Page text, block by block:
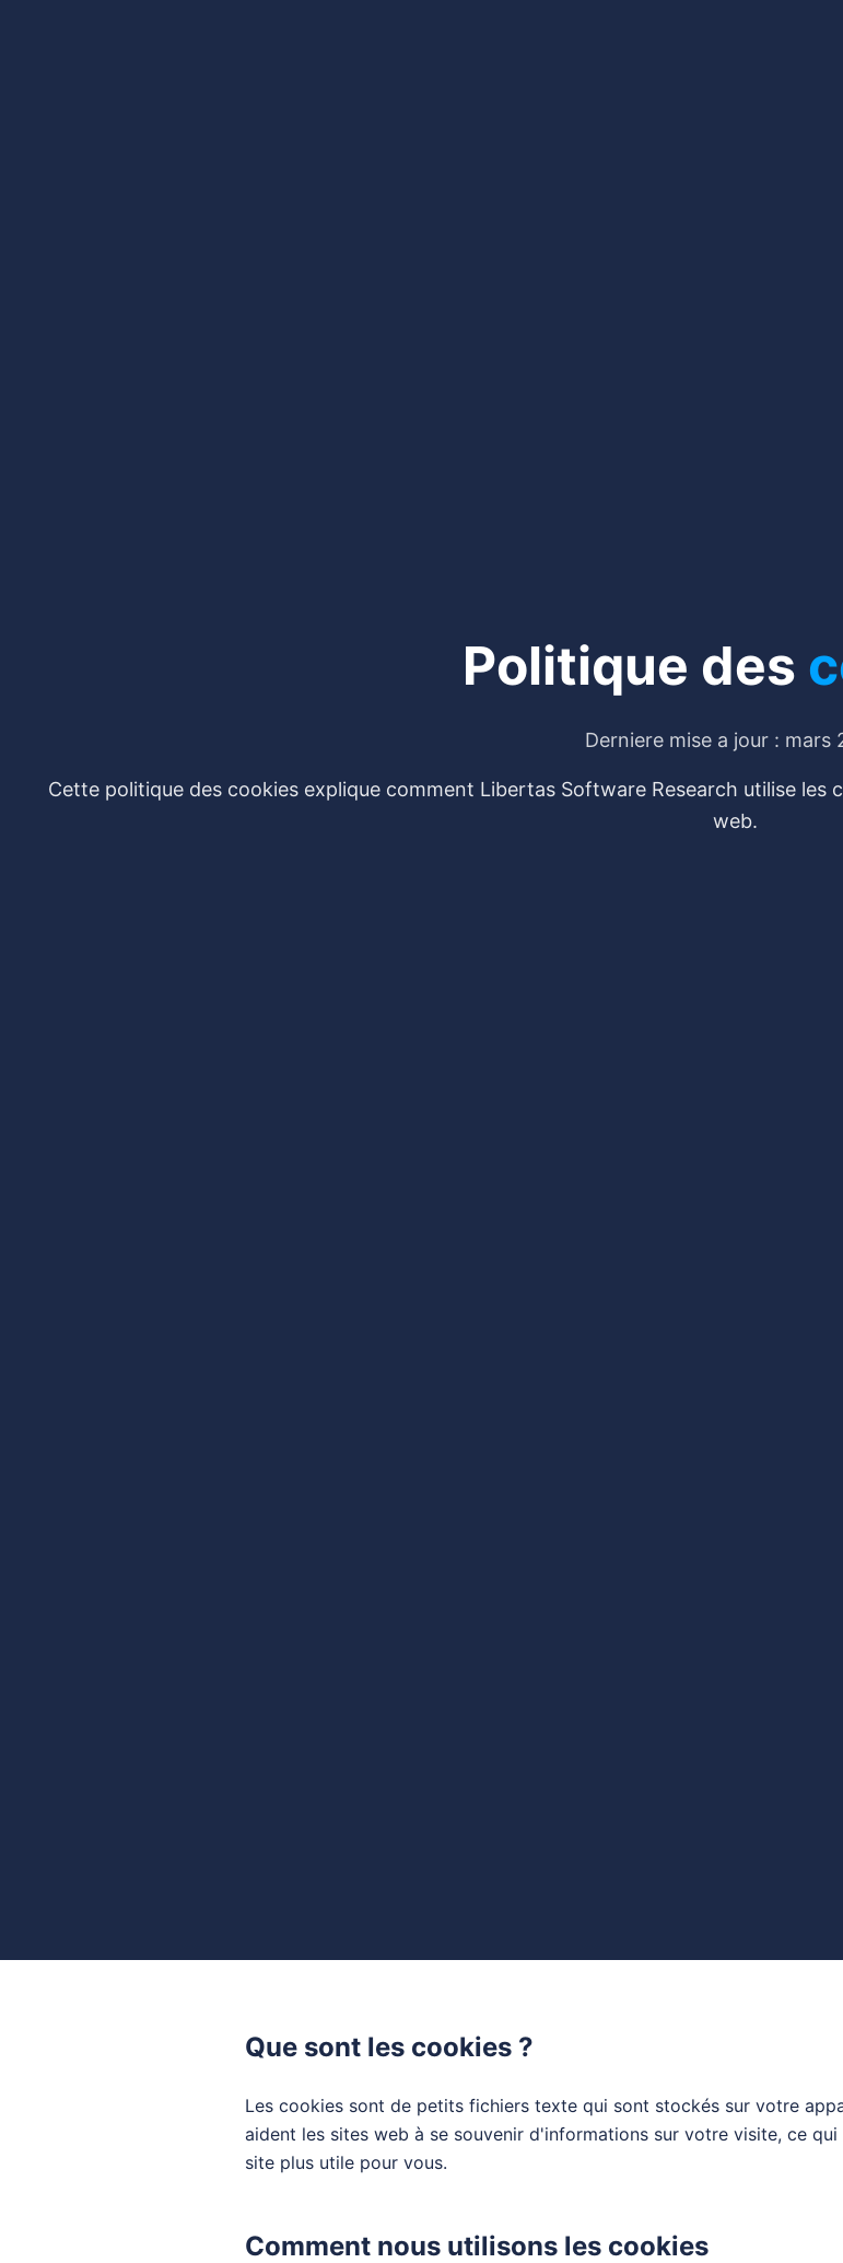
Politique des
Derniere mise a jour : mars
Cette politique des cookies explique comment Libertas Software Research utilise
web.
Que sont les cookies ?
Les cookies sont de petits fichiers texte qui sont stockés sur votre
aident les sites web à se souvenir d'informations sur votre visite, ce
site plus utile pour vous.
Comment nous utilisons les cookies